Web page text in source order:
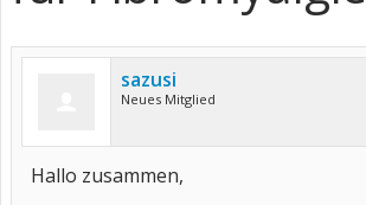
sazusi
Neues Mitglied
Hallo zusammen,